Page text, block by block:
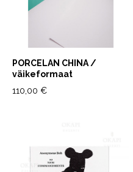
PORCELAN CHINA /
väikeformaat
110,00 €